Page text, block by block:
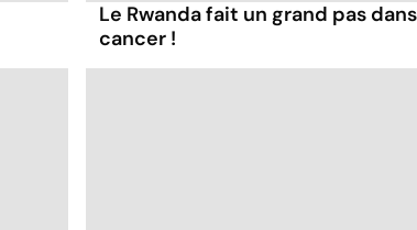
Le Rwanda fait un grand pas
cancer !